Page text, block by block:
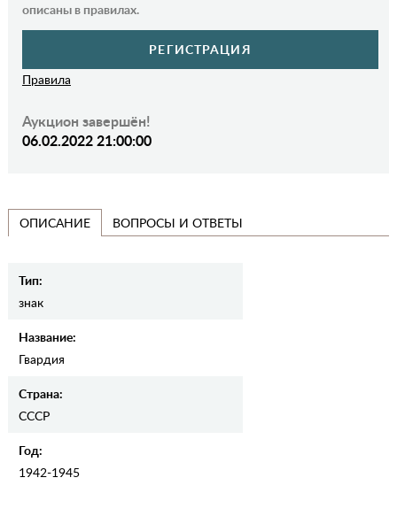
описаны в правилах.
РЕГИСТРАЦИЯ
Правила
Аукцион завершён!
06.02.2022 21:00:00
ОПИСАНИЕ ВОПРОСЫ И ОТВЕТЫ
Тип:
знак
Название:
Гвардия
Страна:
СССР
Год:
1942-1945